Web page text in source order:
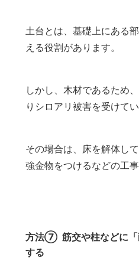
土台とは、基礎上にある
える役割があります。
しかし、木材であるため
りシロアリ被害を受けて
その場合は、床を解体し
強金物をつけるなどの工事
方法⑦ 筋交や柱などに「
する